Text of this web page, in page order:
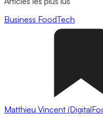
Business FoodTech
Matthieu Vincent